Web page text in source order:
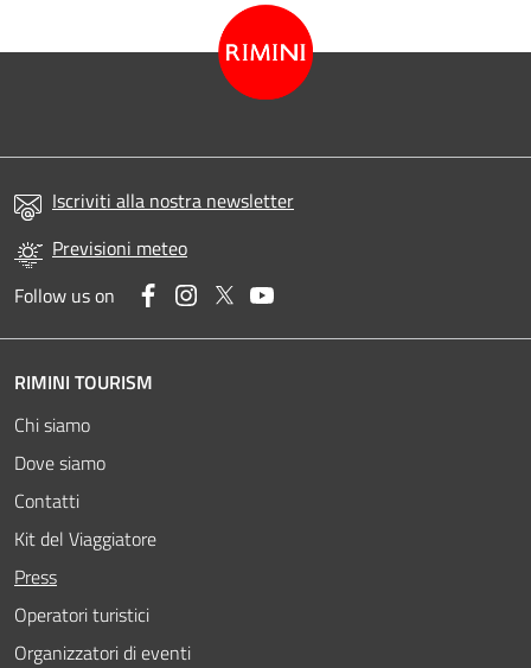
Iscriviti alla nostra newsletter
Previsioni meteo
Follow us on
FacebookInstagram
Twitter
RIMINI TOURISM
Chi siamo
Dove siamo
Contatti
Kit del Viaggiatore
Press
Operatori turistici
Organizzatori di eventi